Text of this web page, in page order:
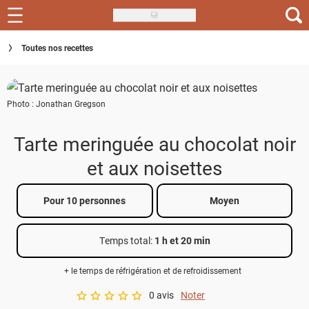
Skip
to
main
Recettes
Inspirations
Conseils
Menu de la semaine
Téléchargez l'app Saveurs Recettes
Index des recettes
Guide d'achat
Toutes nos recettes
Photo : Jonathan Gregson
Tarte meringuée au chocolat noir
et aux noisettes
Pour 10 personnes Moyen
Temps total: 1 h et 20 min
+ le temps de réfrigération et de refroidissement
A star rating of 0 out of 5.
0 avis Noter